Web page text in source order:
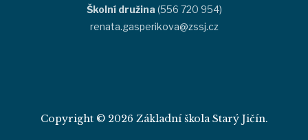
Školní družina (556 720 954)
renata.gasperikova@zssj.cz
Copyright © 2026 Základní škola Starý Jičín.